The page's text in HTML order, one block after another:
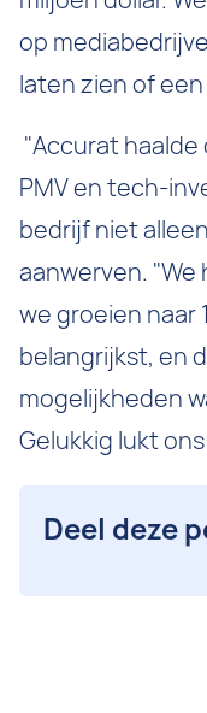
op
laten zien of
"Accurat haalde
PMV en tech-
bedrijf niet
aanwerven. "We
we groeien naar
belangrijkst, en
mogelijkheden
Gelukkig lukt
Deel deze